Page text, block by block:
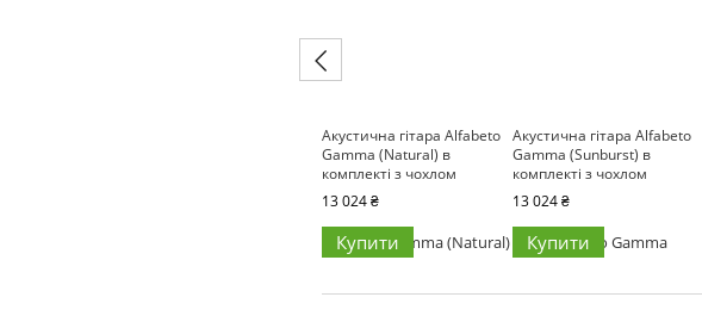
Акустична гітара Alfabeto
Gamma (Natural) в
комплекті з чохлом
13 024 ₴
Купити
Акустична гітара Alfabeto
Gamma (Sunburst) в
комплекті з чохлом
13 024 ₴
Купити